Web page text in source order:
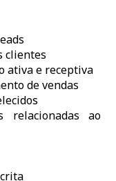
clientes
ativa e receptiva
de vendas
relacionadas ao